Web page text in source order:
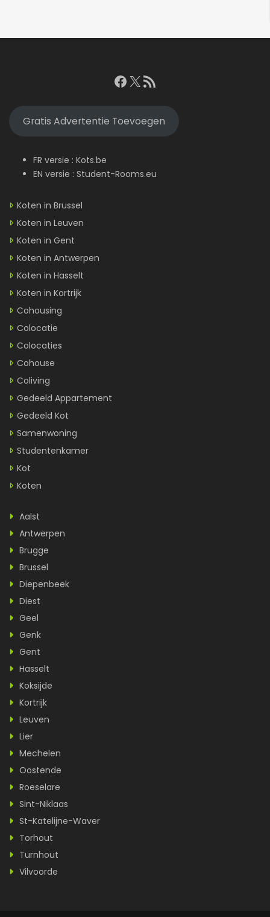
Facebook
X RSS feed
Gratis Advertentie Toevoegen
FR versie : Kots.be
EN versie : Student-Rooms.eu
Koten in Brussel
Koten in Leuven
Koten in Gent
Koten in Antwerpen
Koten in Hasselt
Koten in Kortrijk
Cohousing
Colocatie
Colocaties
Cohouse
Coliving
Gedeeld Appartement
Gedeeld Kot
Samenwoning
Studentenkamer
Kot
Koten
Aalst
Antwerpen
Brugge
Brussel
Diepenbeek
Diest
Geel
Genk
Gent
Hasselt
Koksijde
Kortrijk
Leuven
Lier
Mechelen
Oostende
Roeselare
Sint-Niklaas
St-Katelijne-Waver
Torhout
Turnhout
Vilvoorde